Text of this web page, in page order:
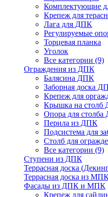
Комплектующие
Крепеж для
Лага для ДПК
Регулируемые
Торцевая планка
Уголок
Все категории (9)
Ограждения из ДПК
Балясина ДПК
Заборная доска
Крепеж для
Крышка на столб
Опора для
Перила из ДПК
Подсистема для
Столб для
Все категории (9)
Ступени из ДПК
Террасная доска
Террасная доска из
Фасады из ДПК и МПК
Крепеж для